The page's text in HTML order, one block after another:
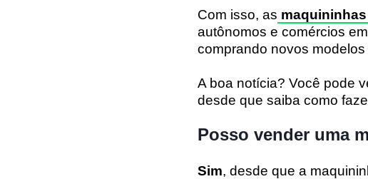
Com isso, as
autônomos e comércios
comprando novos
A boa notícia? Você pode
desde que saiba como
Posso vender uma
Sim, desde que a